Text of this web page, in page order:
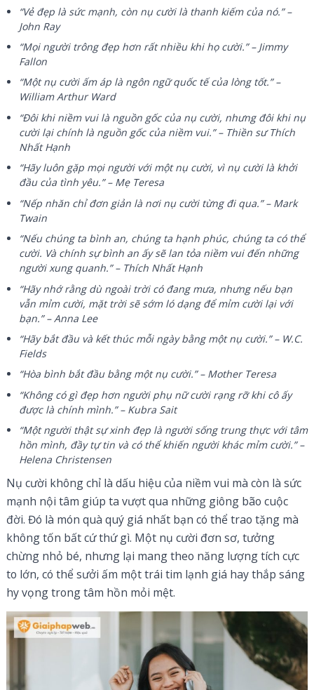
“Vẻ đẹp là sức mạnh, còn nụ cười là thanh kiếm của nó.” –
John Ray
“Mọi người trông đẹp hơn rất nhiều khi họ cười.” – Jimmy
Fallon
“Một nụ cười ấm áp là ngôn ngữ quốc tế của lòng tốt.” –
William Arthur Ward
“Đôi khi niềm vui là nguồn gốc của nụ cười, nhưng đôi khi nụ
cười lại chính là nguồn gốc của niềm vui.” – Thiền sư Thích
Nhất Hạnh
“Hãy luôn gặp mọi người với một nụ cười, vì nụ cười là khởi
đầu của tình yêu.” – Mẹ Teresa
“Nếp nhăn chỉ đơn giản là nơi nụ cười từng đi qua.” – Mark
Twain
“Nếu chúng ta bình an, chúng ta hạnh phúc, chúng ta có thể
cười. Và chính sự bình an ấy sẽ lan tỏa niềm vui đến những
người xung quanh.” – Thích Nhất Hạnh
“Hãy nhớ rằng dù ngoài trời có đang mưa, nhưng nếu bạn
vẫn mỉm cười, mặt trời sẽ sớm ló dạng để mỉm cười lại với
bạn.” – Anna Lee
“Hãy bắt đầu và kết thúc mỗi ngày bằng một nụ cười.” – W.C.
Fields
“Hòa bình bắt đầu bằng một nụ cười.” – Mother Teresa
“Không có gì đẹp hơn người phụ nữ cười rạng rỡ khi cô ấy
được là chính mình.” – Kubra Sait
“Một người thật sự xinh đẹp là người sống trung thực với tâm
hồn mình, đầy tự tin và có thể khiến người khác mỉm cười.” –
Helena Christensen
Nụ cười không chỉ là dấu hiệu của niềm vui mà còn là sức
mạnh nội tâm giúp ta vượt qua những giông bão cuộc
đời. Đó là món quà quý giá nhất bạn có thể trao tặng mà
không tốn bất cứ thứ gì. Một nụ cười đơn sơ, tưởng
chừng nhỏ bé, nhưng lại mang theo năng lượng tích cực
to lớn, có thể sưởi ấm một trái tim lạnh giá hay thắp sáng
hy vọng trong tâm hồn mỏi mệt.